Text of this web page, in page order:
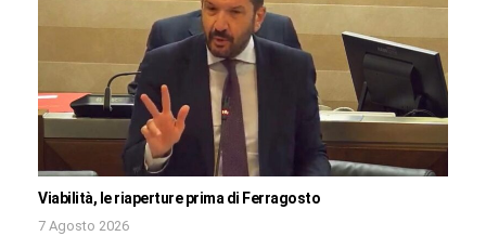
Viabilità, le riaperture prima di Ferragosto
7 Agosto 2026